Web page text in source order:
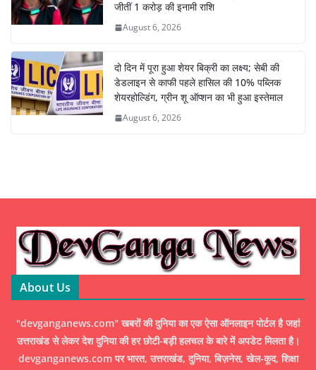
जीतीं 1 करोड़ की इनामी राशि
August 6, 2026
दो दिन में पूरा हुआ शेयर बिक्री का लक्ष्य; सेबी की
डेडलाइन से काफी पहले हासिल की 10% पब्लिक
शेयरहोल्डिंग, ग्रीन शू ऑप्शन का भी हुआ इस्तेमाल
August 6, 2026
About Us
"devganganews.com" खबरों की दुनिया का एक ऐसा ऑनलाइन पोर्टल है जहां
उत्तराखंड से लेकर देश दुनिया की हर छोटी-बड़ी हलचल के बारे में अपडेट मिलता है।
devganganews.com पर भारत, उत्तराखंड, दुनिया, बिज़नेस, खेल-कूद, शिक्षा